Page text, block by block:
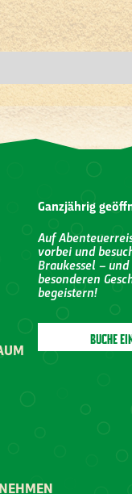
Ganzjährig
Auf
vorbei und
Braukessel –
besonderen
begeistern!
BUCHE